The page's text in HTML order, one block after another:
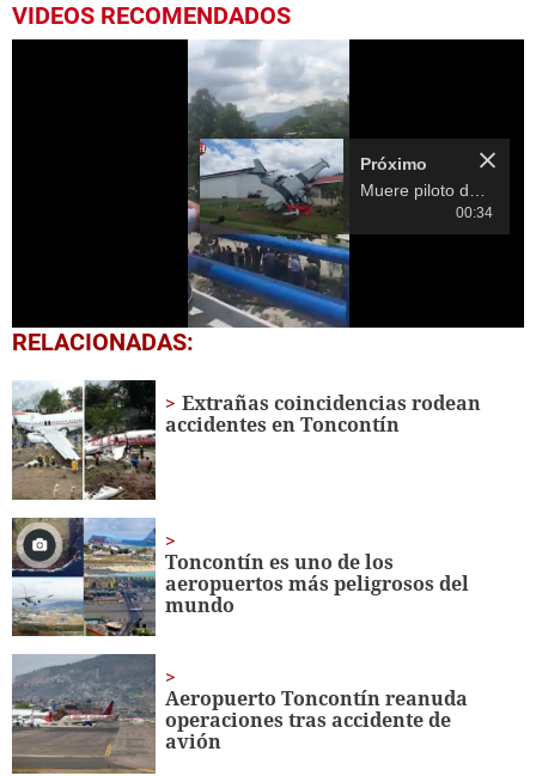
VIDEOS RECOMENDADOS
0
seconds
18
seconds
Próximo
00:34
RELACIONADAS:
Extrañas coincidencias rodean
accidentes en Toncontín
Toncontín es uno de los
aeropuertos más peligrosos del
mundo
Aeropuerto Toncontín reanuda
operaciones tras accidente de
avión